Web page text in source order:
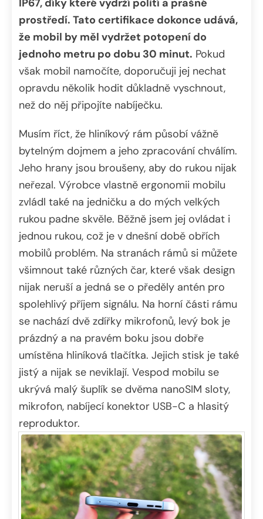
IP67, díky které vydrží polití a prašné
prostředí. Tato certifikace dokonce udává,
že mobil by měl vydržet potopení do
jednoho metru po dobu 30 minut. Pokud
však mobil namočíte, doporučuji jej nechat
opravdu několik hodit důkladně vyschnout,
než do něj připojíte nabíječku.
Musím říct, že hliníkový rám působí vážně
bytelným dojmem a jeho zpracování chválím.
Jeho hrany jsou broušeny, aby do rukou nijak
neřezal. Výrobce vlastně ergonomii mobilu
zvládl také na jedničku a do mých velkých
rukou padne skvěle. Běžně jsem jej ovládat i
jednou rukou, což je v dnešní době obřích
mobilů problém. Na stranách rámů si můžete
všimnout také různých čar, které však design
nijak neruší a jedná se o předěly antén pro
spolehlivý příjem signálu. Na horní části rámu
se nachází dvě zdířky mikrofonů, levý bok je
prázdný a na pravém boku jsou dobře
umístěna hliníková tlačítka. Jejich stisk je také
jistý a nijak se neviklají. Vespod mobilu se
ukrývá malý šuplík se dvěma nanoSIM sloty,
mikrofon, nabíjecí konektor USB-C a hlasitý
reproduktor.